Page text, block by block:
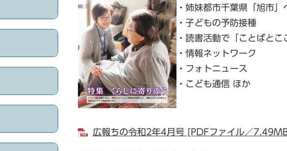
・姉妹都市千葉県「旭市」
・子どもの予防接種
・読書活動で「ことばと
・情報ネットワーク
・フォトニュース
・こども通信 ほか
広報ちの令和2年4月号 [PDFファイル／